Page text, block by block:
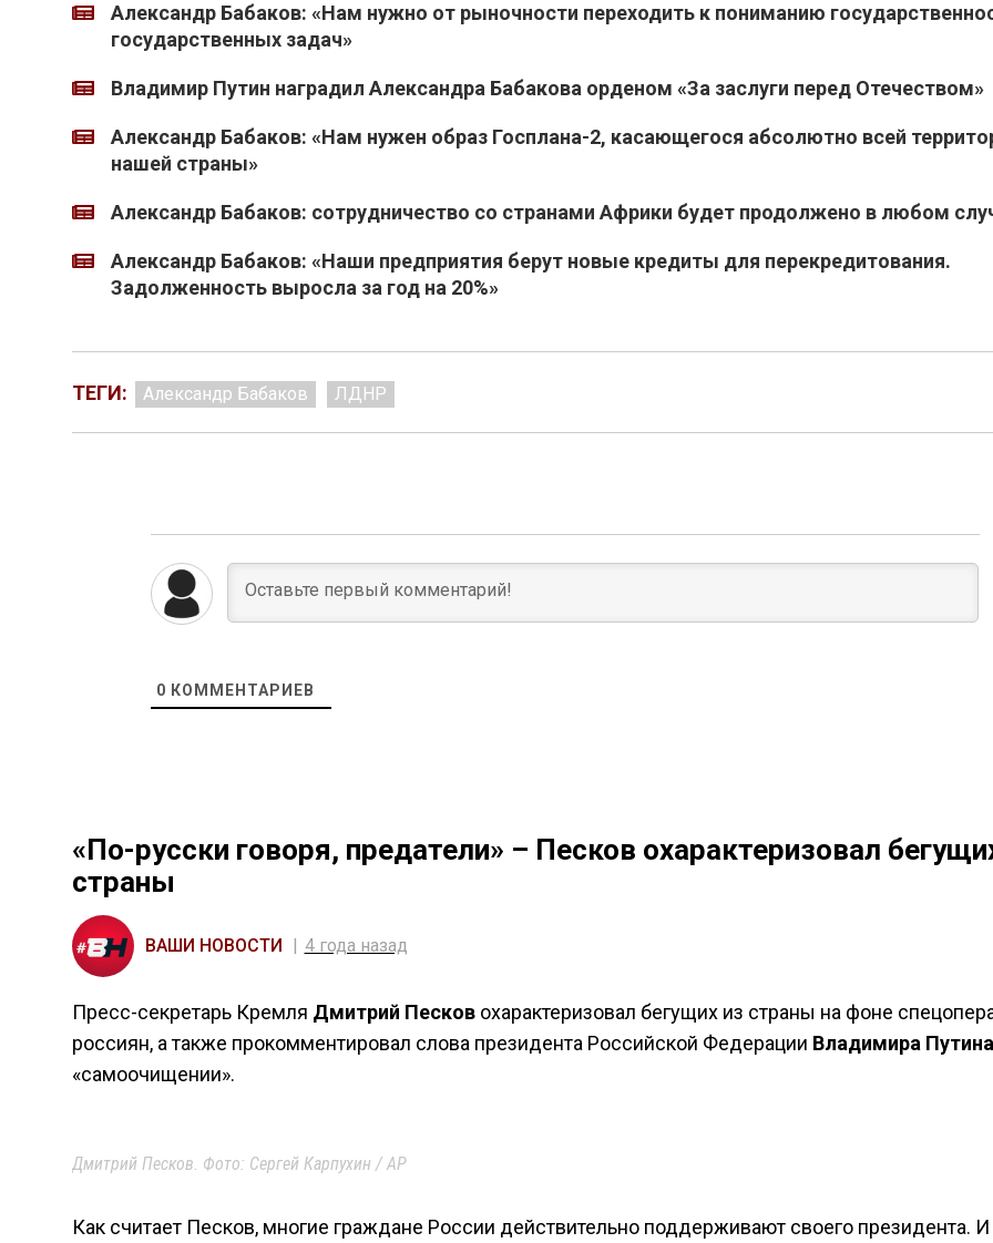
Александр Бабаков: «Нам нужно от рыночности переходить к пониманию
государственных задач»
Владимир Путин наградил Александра Бабакова орденом «За заслуги перед Отечеством»
Александр Бабаков: «Нам нужен образ Госплана-2, касающегося абсолютно всей
нашей страны»
Александр Бабаков: сотрудничество со странами Африки будет продолжено в любом
Александр Бабаков: «Наши предприятия берут новые кредиты для перекредитования.
Задолженность выросла за год на 20%»
ТЕГИ: Александр Бабаков ЛДНР
0 КОММЕНТАРИЕВ
«По-русски говоря, предатели» – Песков охарактеризовал
страны
ВАШИ НОВОСТИ 4 года назад
Пресс-секретарь Кремля Дмитрий Песковохарактеризовал бегущих из страны на фоне
россиян, а также прокомментировал слова президента Российской Федерации Владимира Путина
«самоочищении».
Дмитрий Песков. Фото: Сергей Карпухин / AP
Как считает Песков, многие граждане России действительно поддерживают своего президента. И